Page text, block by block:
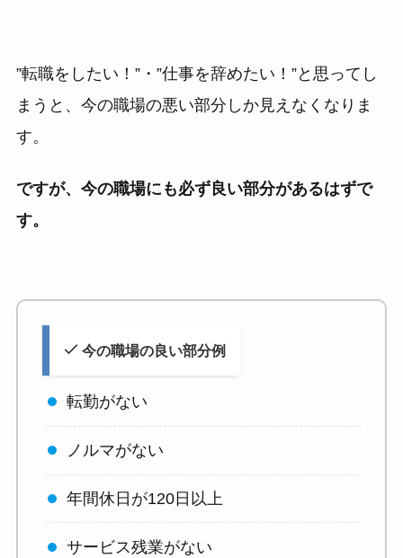
”転職をしたい！”・”仕事を辞めたい！”と思ってし
まうと、今の職場の悪い部分しか見えなくなりま
す。
ですが、今の職場にも必ず良い部分があるはずで
す。
今の職場の良い部分例
転勤がない
ノルマがない
年間休日が120日以上
サービス残業がない